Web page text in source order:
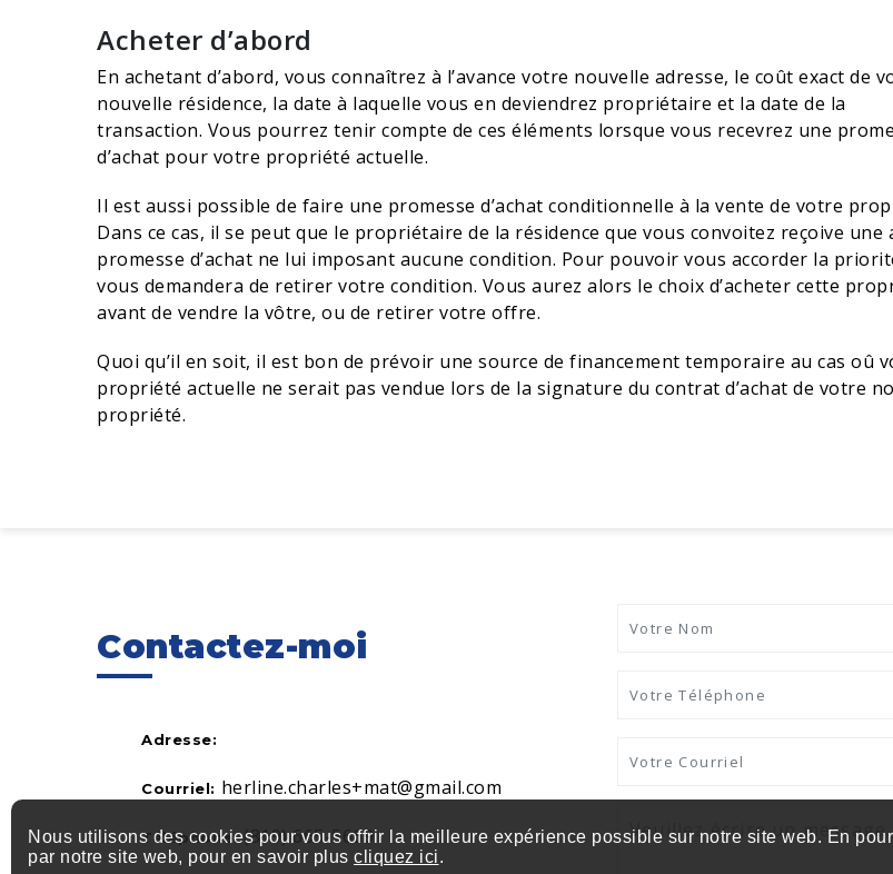
Acheter d’abord
En achetant d’abord, vous connaîtrez à l’avance votre nouvelle adresse, le coût exact de
nouvelle résidence, la date à laquelle vous en deviendrez propriétaire et la date de la
transaction. Vous pourrez tenir compte de ces éléments lorsque vous recevrez une
d’achat pour votre propriété actuelle.
Il est aussi possible de faire une promesse d’achat conditionnelle à la vente de votre
Dans ce cas, il se peut que le propriétaire de la résidence que vous convoitez reçoive une
promesse d’achat ne lui imposant aucune condition. Pour pouvoir vous accorder la
vous demandera de retirer votre condition. Vous aurez alors le choix d’acheter cette
avant de vendre la vôtre, ou de retirer votre offre.
Quoi qu’il en soit, il est bon de prévoir une source de financement temporaire au cas oû
propriété actuelle ne serait pas vendue lors de la signature du contrat d’achat de votre
propriété.
Contactez-moi
Adresse:
Courriel: herline.charles+mat@gmail.com
Téléphone: (819) 665-5669
Nous utilisons des cookies pour vous offrir la meilleure expérience possible sur notre site web. En
par notre site web, pour en savoir plus cliquez ici.